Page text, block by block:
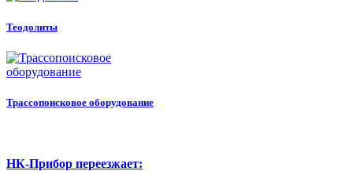
Теодолиты
Трассопоисковое оборудование
НК-Прибор переезжает: